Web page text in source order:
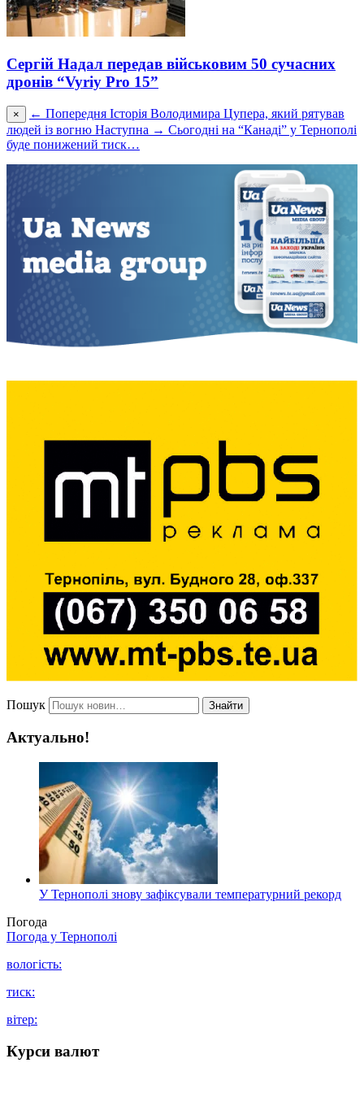
Сергій Надал передав військовим 50 сучасних
дронів “Vyriy Pro 15”
× ← Попередня Історія Володимира Цупера, який рятував
людей із вогню Наступна → Сьогодні на “Канаді” у Тернополі
буде понижений тиск…
Пошук Знайти
Актуально!
У Тернополі знову зафіксували температурний рекорд
Погода
Погода у Тернополі
вологість:
тиск:
вітер:
Курси валют